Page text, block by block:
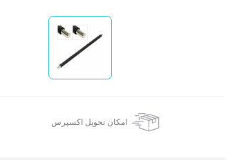
امکان تحویل اکسپرس